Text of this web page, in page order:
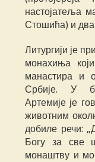
настојатеља
Стошића) и два
Литургији је
монахиња
манастира и
Србије. У
Артемије је
животним
добиле речи:
Богу за све
монаштву и